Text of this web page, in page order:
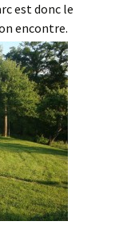
est donc le
encontre.